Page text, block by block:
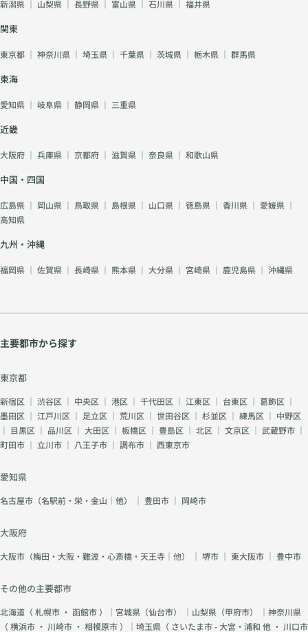
新潟県 山梨県 長野県 富山県 石川県 福井県
関東
東京都 ｜ 神奈川県 ｜ 埼玉県 ｜ 千葉県 ｜ 茨城県 ｜ 栃木県 ｜ 群馬県
東海
愛知県 ｜ 岐阜県 ｜ 静岡県 ｜ 三重県
近畿
大阪府 ｜ 兵庫県 ｜ 京都府 ｜ 滋賀県 ｜ 奈良県 ｜ 和歌山県
中国・四国
広島県 ｜ 岡山県 ｜ 鳥取県 ｜ 島根県 ｜ 山口県 ｜ 徳島県 ｜ 香川県 ｜ 愛媛県 ｜
高知県
九州・沖縄
福岡県 ｜ 佐賀県 ｜ 長崎県 ｜ 熊本県 ｜ 大分県 ｜ 宮崎県 ｜ 鹿児島県 ｜ 沖縄県
主要都市から探す
東京都
新宿区 ｜ 渋谷区 ｜ 中央区 ｜ 港区 ｜ 千代田区 ｜ 江東区 ｜ 台東区 ｜ 葛飾区 ｜
墨田区 ｜ 江戸川区 ｜ 足立区 ｜ 荒川区 ｜ 世田谷区 ｜ 杉並区 ｜ 練馬区 ｜ 中野区
｜ 目黒区 ｜ 品川区 ｜ 大田区 ｜ 板橋区 ｜ 豊島区 ｜ 北区 ｜ 文京区 ｜ 武蔵野市 ｜
町田市 ｜ 立川市 ｜ 八王子市 ｜ 調布市 ｜ 西東京市
愛知県
名古屋市（名駅前・栄・金山｜他） ｜ 豊田市 ｜ 岡崎市
大阪府
大阪市（梅田・大阪・難波・心斎橋・天王寺｜他） ｜ 堺市 ｜ 東大阪市 ｜ 豊中市
その他の主要都市
北海道（札幌市 ・ 函館市）｜宮城県（仙台市） ｜山梨県（甲府市） ｜神奈川県
（横浜市 ・ 川崎市 ・ 相模原市）｜埼玉県（ さいたま市 - 大宮・浦和 他 ・ 川口市